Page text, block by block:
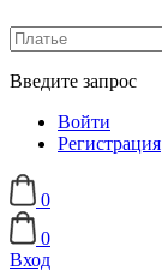
Введите запрос
Войти
Регистрация
0
0
Вход